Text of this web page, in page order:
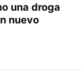
una droga
nuevo